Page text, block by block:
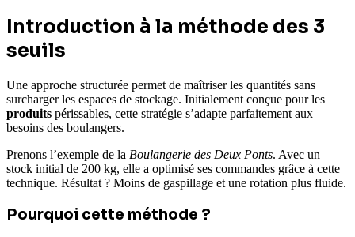
Introduction à la méthode des 3
seuils
Une approche structurée permet de maîtriser les quantités sans
surcharger les espaces de stockage. Initialement conçue pour les
produits périssables, cette stratégie s’adapte parfaitement aux
besoins des boulangers.
Prenons l’exemple de la Boulangerie des Deux Ponts. Avec un
stock initial de 200 kg, elle a optimisé ses commandes grâce à cette
technique. Résultat ? Moins de gaspillage et une rotation plus fluide.
Pourquoi cette méthode ?